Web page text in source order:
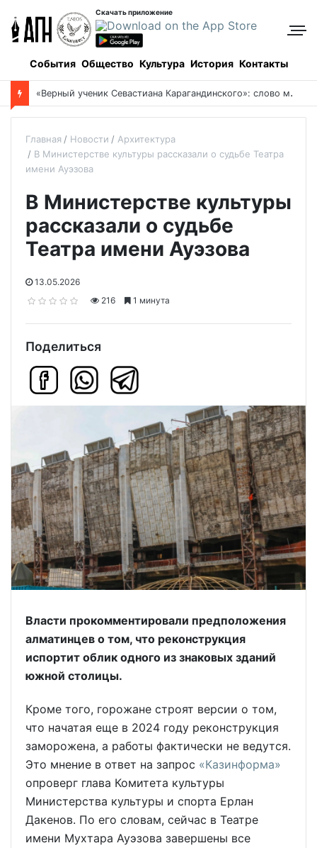
Скачать приложение
События Общество Культура История Контакты
«Верный ученик Севастиана Карагандинского»: слово митрополита Александра о почившем схиархимандрите Пахомии
Главная Новости
Архитектура
В Министерстве культуры рассказали о судьбе Театра
имени Ауэзова
В Министерстве культуры
рассказали о судьбе
Театра имени Ауэзова
13.05.2026
216
1 минута
Поделиться
Власти прокомментировали предположения
алматинцев о том, что реконструкция
испортит облик одного из знаковых зданий
южной столицы.
Кроме того, горожане строят версии о том,
что начатая еще в 2024 году реконструкция
заморожена, а работы фактически не ведутся.
Это мнение в ответ на запрос «Казинформа»
опроверг глава Комитета культуры
Министерства культуры и спорта Ерлан
Дакенов. По его словам, сейчас в Театре
имени Мухтара Ауэзова завершены все